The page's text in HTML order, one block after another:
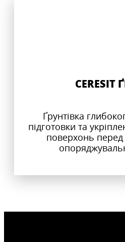
CERESIT
Ґрунтівка
підготовки та
поверхонь